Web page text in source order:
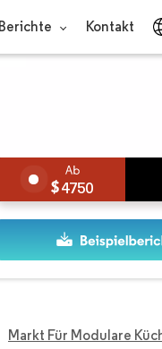
Berichte Kontakt
4750
Markt Für Modulare